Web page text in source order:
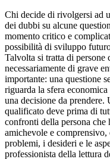
Chi decide di rivolgersi ad
dei dubbi su alcune
momento critico e
possibilità di sviluppo
Talvolta si tratta di persone
necessariamente di grave
importante: una questione
riguarda la sfera
una decisione da prendere.
qualificato deve prima di
confronti della persona
amichevole e
problemi, i desideri e le
professionista della lettura